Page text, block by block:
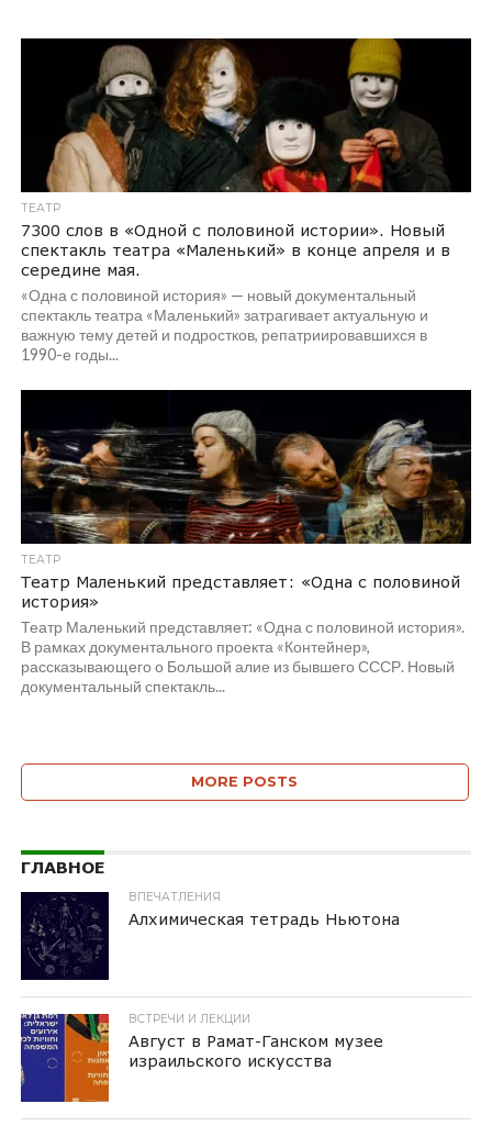
ТЕАТР
7300 слов в «Одной с половиной истории». Новый
спектакль театра «Маленький» в конце апреля и в
середине мая.
«Одна с половиной история» — новый документальный
спектакль театра «Маленький» затрагивает актуальную и
важную тему детей и подростков, репатриировавшихся в
1990-е годы...
ТЕАТР
Театр Маленький представляет: «Одна с половиной
история»
Театр Маленький представляет: «Одна с половиной история».
В рамках документального проекта «Контейнер»,
рассказывающего о Большой алие из бывшего СССР. Новый
документальный спектакль...
MORE POSTS
ГЛАВНОЕ
ВПЕЧАТЛЕНИЯ
Алхимическая тетрадь Ньютона
ВСТРЕЧИ И ЛЕКЦИИ
Август в Рамат-Ганском музее
израильского искусства